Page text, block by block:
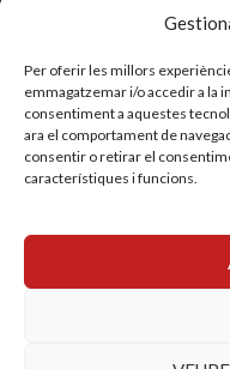
Per oferir les millors
emmagatzemar i/o accedir a la
consentiment a aquestes
ara el comportament de
consentir o retirar el
característiques i funcions.
Beijing (Xina)
© 2026 SYS-SERVEIS